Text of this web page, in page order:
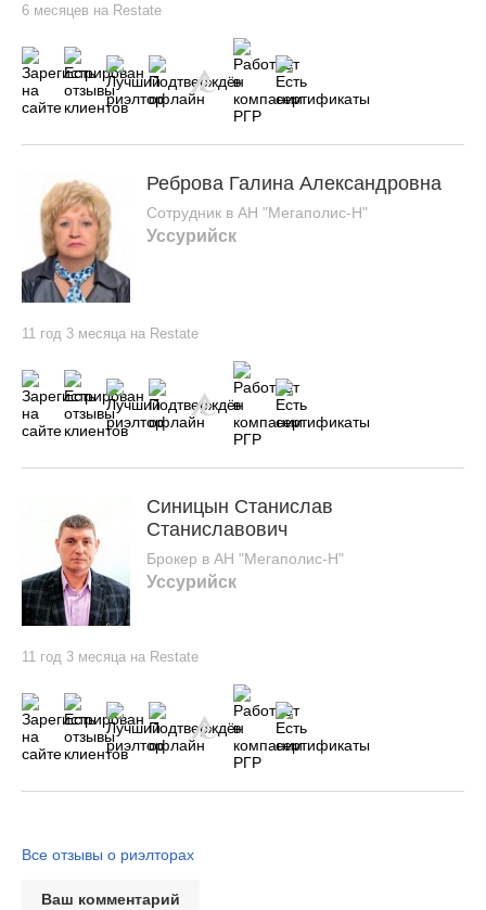
6 месяцев на Restate
Реброва Галина Александровна
Сотрудник в АН "Мегаполис-Н"
Уссурийск
11 год 3 месяца на Restate
Синицын Станислав
Станиславович
Брокер в АН "Мегаполис-Н"
Уссурийск
11 год 3 месяца на Restate
Все отзывы о риэлторах
Ваш комментарий